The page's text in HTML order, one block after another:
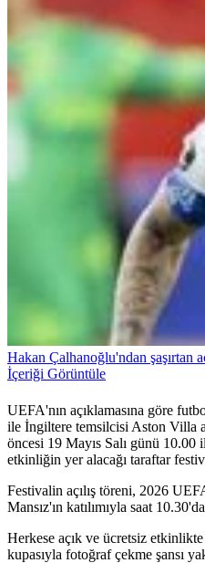
Hakan Çalhanoğlu'ndan şaşırtan
İçeriği Görüntüle
UEFA'nın açıklamasına göre
ile İngiltere temsilcisi Aston Villa
öncesi 19 Mayıs Salı günü 10.00
etkinliğin yer alacağı taraftar
Festivalin açılış töreni, 2026
Mansız'ın katılımıyla saat
Herkese açık ve ücretsiz
kupasıyla fotoğraf çekme şansı